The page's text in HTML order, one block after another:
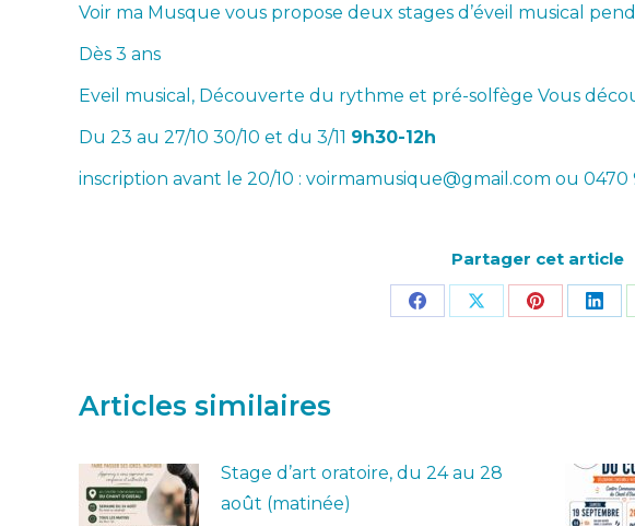
Voir ma Musque vous propose deux stages d’éveil musical
Dès 3 ans
Eveil musical, Découverte du rythme et pré-solfège Vous
Du 23 au 27/10 30/10 et du 3/11 9h30-12h
inscription avant le 20/10 : voirmamusique@gmail.com ou 0470
Partager cet article
PartagerPartagerPartager
Articles similaires
Stage d’art oratoire, du 24 au 28
août (matinée)